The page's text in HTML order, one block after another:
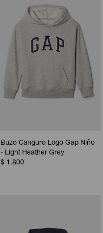
Buzo Canguro Logo Gap Niño
- Light Heather Grey
$ 1.800